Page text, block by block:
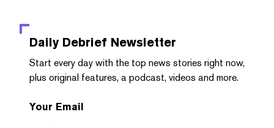
Daily Debrief Newsletter
Start every day with the top news stories right now,
plus original features, a podcast, videos and more.
Your Email